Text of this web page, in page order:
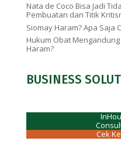
Nata de Coco Bisa Jadi
Pembuatan dan Titik
Siomay Haram? Apa Saja
Hukum Obat
Haram?
BUSINESS
Cek